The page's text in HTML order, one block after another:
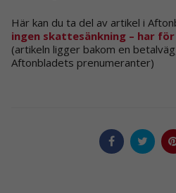
Här kan du ta del av artikel i
ingen skattesänkning – har
(artikeln ligger bakom en
Aftonbladets prenumeranter)